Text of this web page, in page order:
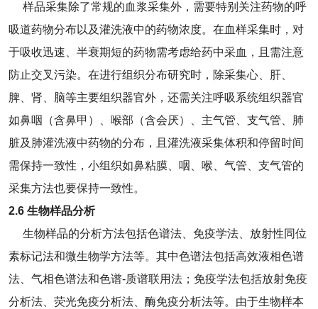
样品采集除了常规的血浆采集外，需要特别关注药物的呼
吸道药物分布以及灌洗液中的药物浓度。在血样采集时，对
于吸收迅速、半衰期短的药物需考虑给药中采血，且需注意
防止交叉污染。在进行组织分布研究时，除采集心、肝、
脾、肾、脑等主要组织器官外，还需关注呼吸系统组织器官
如鼻咽（含鼻甲）、喉部（含会厌）、主气管、支气管、肺
脏及肺灌洗液中药物的分布，且灌洗液采集体积和停留时间
需保持一致性，小组织如鼻粘膜、咽、喉、气管、支气管的
采集方法也要保持一致性。
2.6 生物样品分析
生物样品的分析方法包括色谱法、免疫学法、放射性同位
素标记法和微生物学方法等。其中色谱法包括高效液相色谱
法、气相色谱法和色谱-质谱联用法；免疫学法包括放射免疫
分析法、荧光免疫分析法、酶免疫分析法等。由于生物样本